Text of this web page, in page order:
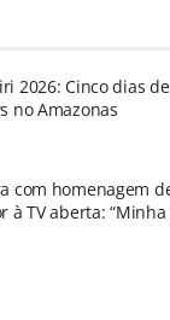
2026: Cinco dias
no Amazonas
com homenagem
à TV aberta: “Minha